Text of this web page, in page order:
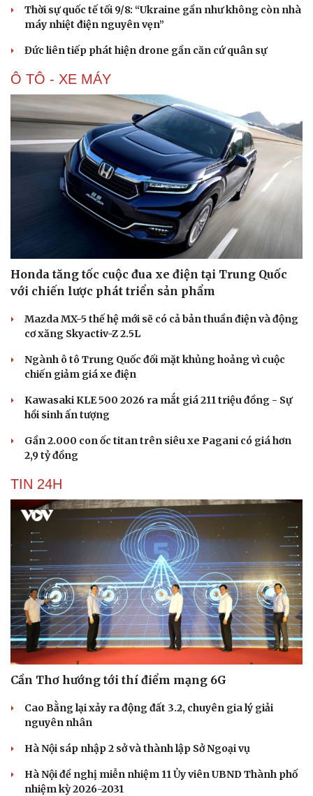
Thời sự quốc tế tối 9/8: “Ukraine gần như không còn nhà
máy nhiệt điện nguyên vẹn”
Đức liên tiếp phát hiện drone gần căn cứ quân sự
Ô TÔ - XE MÁY
Honda tăng tốc cuộc đua xe điện tại Trung Quốc
với chiến lược phát triển sản phẩm
Mazda MX-5 thế hệ mới sẽ có cả bản thuần điện và động
cơ xăng Skyactiv-Z 2.5L
Ngành ô tô Trung Quốc đối mặt khủng hoảng vì cuộc
chiến giảm giá xe điện
Kawasaki KLE 500 2026 ra mắt giá 211 triệu đồng - Sự
hồi sinh ấn tượng
Gần 2.000 con ốc titan trên siêu xe Pagani có giá hơn
2,9 tỷ đồng
TIN 24H
Cần Thơ hướng tới thí điểm mạng 6G
Cao Bằng lại xảy ra động đất 3.2, chuyên gia lý giải
nguyên nhân
Hà Nội sáp nhập 2 sở và thành lập Sở Ngoại vụ
Hà Nội đề nghị miễn nhiệm 11 Ủy viên UBND Thành phố
nhiệm kỳ 2026-2031